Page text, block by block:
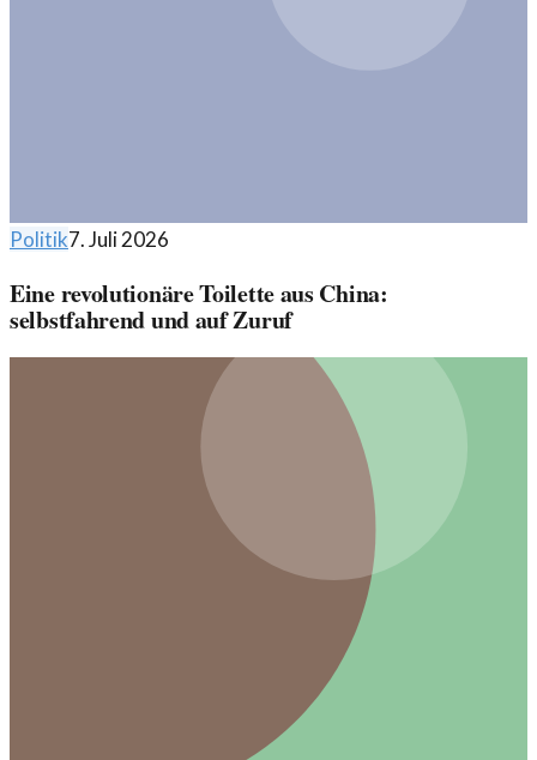
Politik7. Juli 2026
Eine revolutionäre Toilette aus China:
selbstfahrend und auf Zuruf